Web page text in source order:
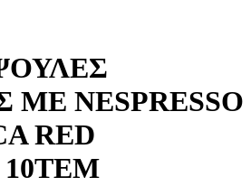
NESPRESSO
RED
10ΤΕΜ